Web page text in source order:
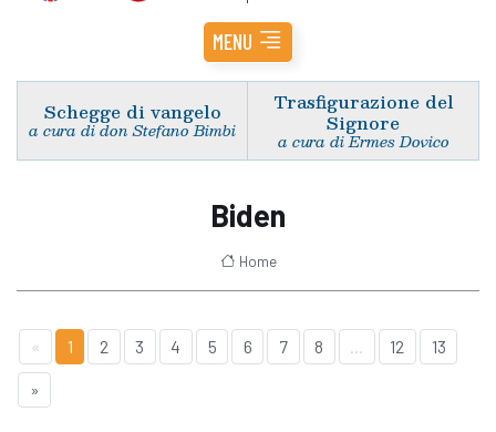
MENU
Schegge di vangelo
a cura di don Stefano Bimbi
Trasfigurazione del
Signore
a cura di Ermes Dovico
Biden
Home
« 1 2 3 4 5 6 7 8 12 13
»